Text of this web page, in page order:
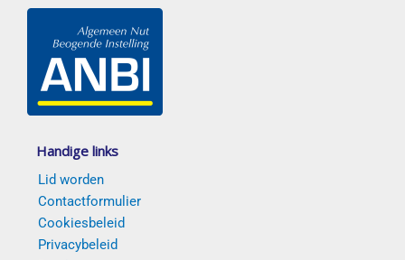
Handige links
Lid worden
Contactformulier
Cookiesbeleid
Privacybeleid